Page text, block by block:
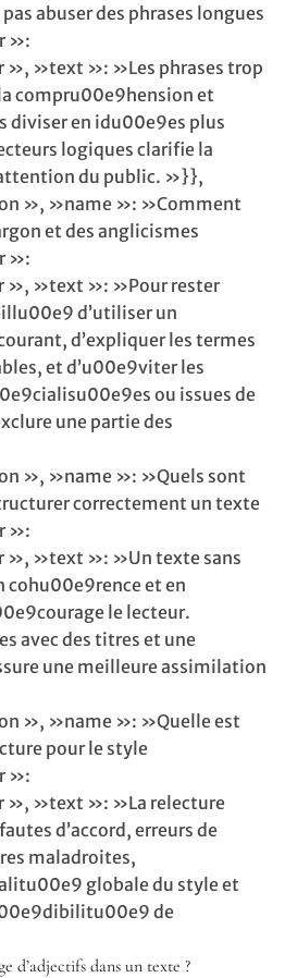
abuser des phrases longues
»:
»text »: »Les phrases trop
compru00e9hension et
diviser en idu00e9es plus
logiques clarifie la
du public. »}},
», »name »: »Comment
et des anglicismes
»:
», »text »: »Pour rester
d’utiliser un
d’expliquer les termes
et d’u00e9viter les
ou issues de
une partie des
», »name »: »Quels sont
correctement un texte
»:
», »text »: »Un texte sans
cohu00e9rence et en
le lecteur.
avec des titres et une
une meilleure assimilation
», »name »: »Quelle est
pour le style
»:
», »text »: »La relecture
d’accord, erreurs de
maladroites,
globale du style et
de
d’adjectifs dans un texte ?